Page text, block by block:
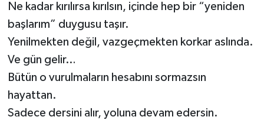
Ne kadar kırılırsa kırılsın, içinde hep bir “yeniden
başlarım” duygusu taşır.
Yenilmekten değil, vazgeçmekten korkar aslında.
Ve gün gelir…
Bütün o vurulmaların hesabını sormazsın
hayattan.
Sadece dersini alır, yoluna devam edersin.